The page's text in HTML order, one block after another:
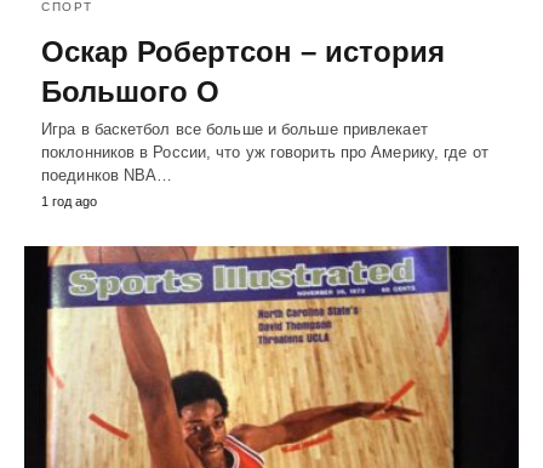
СПОРТ
Оскар Робертсон – история
Большого О
Игра в баскетбол все больше и больше привлекает
поклонников в России, что уж говорить про Америку, где от
поединков NBA…
1 год ago